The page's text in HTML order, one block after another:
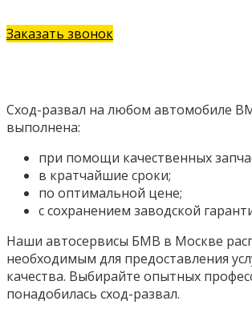
Заказать звонок
Сход-развал на любом автомобиле
выполнена:
при помощи качественных
в кратчайшие сроки;
по оптимальной цене;
с сохранением заводской
Наши автосервисы БМВ в Москве
необходимым для предоставления
качества. Выбирайте опытных
понадобилась сход-развал.